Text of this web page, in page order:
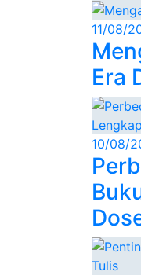
11/08/
Era
10/08/